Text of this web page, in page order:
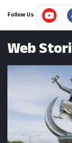
Follow Us
Web